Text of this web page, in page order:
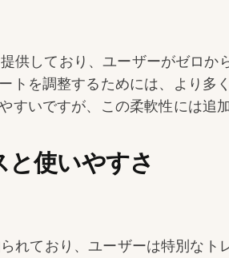
供しており、ユーザーがゼロ
トを調整するためには、より
すいですが、この柔軟性には追
使いやすさ
れており、ユーザーは特別なト